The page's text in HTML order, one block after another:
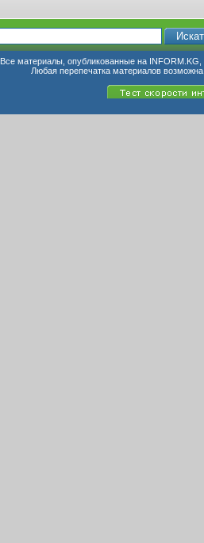
Все материалы, опубликованные на INFORM.KG,
Любая перепечатка материалов